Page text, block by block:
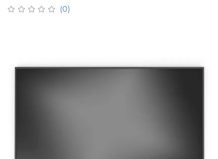
(0)